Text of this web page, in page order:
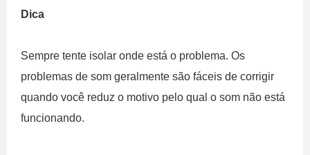
Dica
Sempre tente isolar onde está o problema. Os
problemas de som geralmente são fáceis de corrigir
quando você reduz o motivo pelo qual o som não está
funcionando.